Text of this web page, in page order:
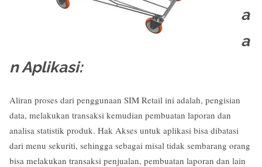
a
a
n Aplikasi:
Aliran proses dari penggunaan SIM Retail ini adalah, pengisian
data, melakukan transaksi kemudian pembuatan laporan dan
analisa statistik produk. Hak Akses untuk aplikasi bisa dibatasi
dari menu sekuriti, sehingga sebagai misal tidak sembarang orang
bisa melakukan transaksi penjualan, pembuatan laporan dan lain